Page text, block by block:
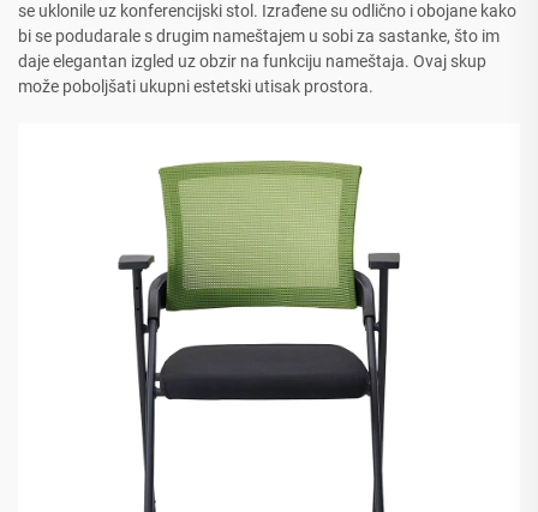
se uklonile uz konferencijski stol. Izrađene su odlično i obojane kako
bi se podudarale s drugim nameštajem u sobi za sastanke, što im
daje elegantan izgled uz obzir na funkciju nameštaja. Ovaj skup
može poboljšati ukupni estetski utisak prostora.